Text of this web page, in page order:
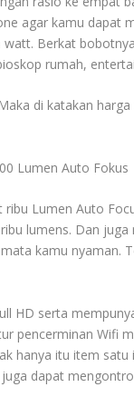
agar kamu dapat
Berkat
rumah,
di katakan
Lumen Auto Fokus
Lumen Auto
lumens. Dan
kamu nyaman.
HD serta
pencerminan Wifi
hanya itu item
dapat